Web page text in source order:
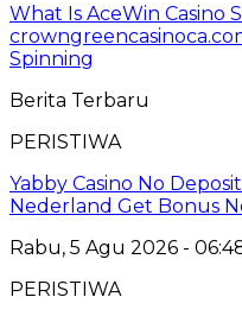
What Is AceWin Casino
Spinning
Berita Terbaru
PERISTIWA
Yabby Casino No
Nederland Get Bonus
Rabu, 5 Agu 2026 -
PERISTIWA